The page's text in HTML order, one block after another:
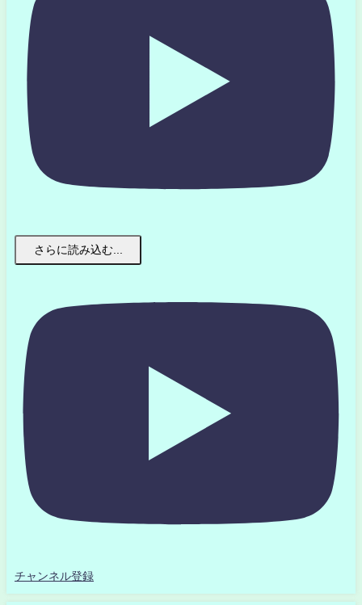
さらに読み込む...
チャンネル登録